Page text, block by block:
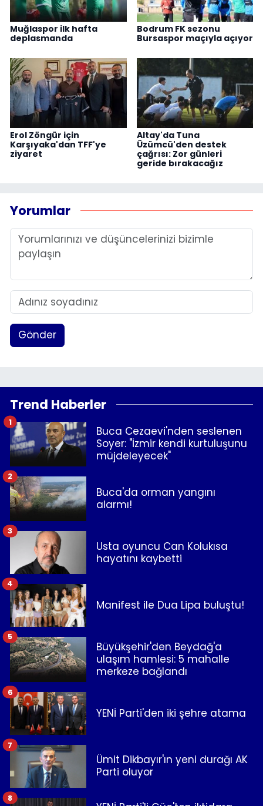
Muğlaspor ilk hafta
deplasmanda
Bodrum FK sezonu
Bursaspor maçıyla açıyor
Erol Zöngür için
Karşıyaka'dan TFF'ye
ziyaret
Altay'da Tuna
Üzümcü'den destek
çağrısı: Zor günleri
geride bırakacağız
Yorumlar
Gönder
Trend Haberler
Buca Cezaevi'nden seslenen
Soyer: "İzmir kendi kurtuluşunu
müjdeleyecek"
1
Buca'da orman yangını
alarmı!
2
Usta oyuncu Can Kolukısa
hayatını kaybetti
3
Manifest ile Dua Lipa buluştu!
4
Büyükşehir'den Beydağ'a
ulaşım hamlesi: 5 mahalle
merkeze bağlandı
5
YENİ Parti'den iki şehre atama
6
Ümit Dikbayır'ın yeni durağı AK
Parti oluyor
7
8